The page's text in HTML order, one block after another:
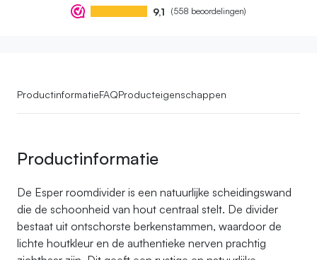
9,1 (558 beoordelingen)
ProductinformatieFAQProducteigenschappen
Productinformatie
De Esper roomdivider is een natuurlijke scheidingswand
die de schoonheid van hout centraal stelt. De divider
bestaat uit ontschorste berkenstammen, waardoor de
lichte houtkleur en de authentieke nerven prachtig